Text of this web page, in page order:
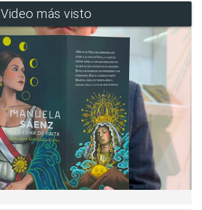
Video más visto